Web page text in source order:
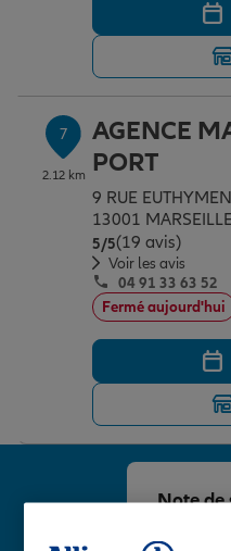
7
2.12 km
AGENCE
PORT
9 RUE
13001 MARSEILLE
5/5Note de 5 sur 5
(19 avis)
Voir les avis
04 91 33 63 52
Fermé aujourd'hui
Note de